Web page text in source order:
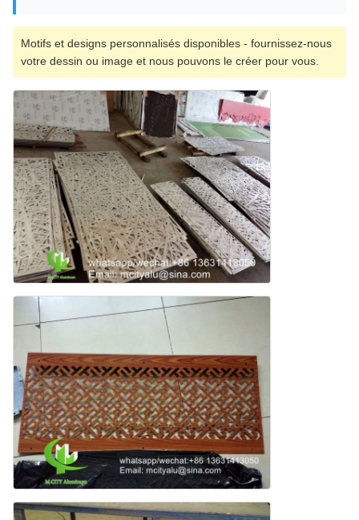
Motifs et designs personnalisés disponibles - fournissez-nous
votre dessin ou image et nous pouvons le créer pour vous.